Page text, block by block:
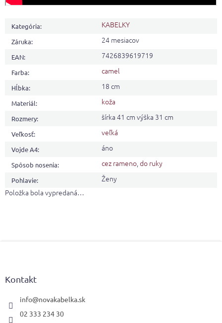
Kategória: KABELKY
Záruka: 24 mesiacov
EAN: 7426839619719
Farba: camel
Hĺbka: 18 cm
Materiál: koža
Rozmery: šírka 41 cm výška 31 cm
Veľkosť: veľká
Vojde A4: áno
Spôsob nosenia: cez rameno,do ruky
Pohlavie:
Ženy
Položka bola vypredaná…
Kontakt
info@novakabelka.sk
02 333 234 30